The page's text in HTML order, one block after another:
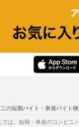
の短期バイト・単発バイト
では、短期・単発のコンビ